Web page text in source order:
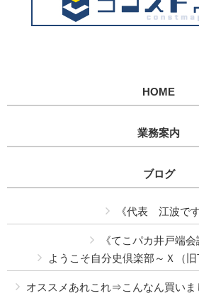
HOME
業務案内
ブログ
《代表 江波です
《てこパカ井戸端会
ようこそ自分史倶楽部～Ｘ（
オススメあれこれ⇒こんなん買いま